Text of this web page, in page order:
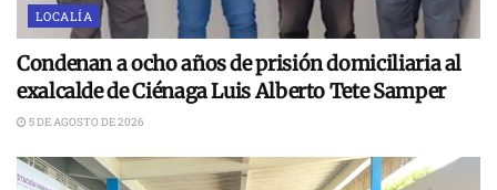
LOCALÍA
Condenan a ocho años de prisión domiciliaria al
exalcalde de Ciénaga Luis Alberto Tete Samper
5 DE AGOSTO DE 2026